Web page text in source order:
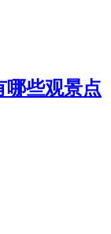
哪些观景点